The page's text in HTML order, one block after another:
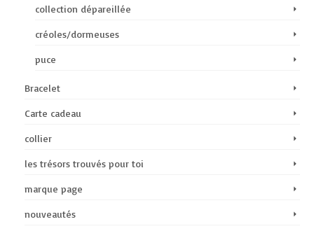
collection dépareillée
créoles/dormeuses
puce
Bracelet
Carte cadeau
collier
les trésors trouvés pour toi
marque page
nouveautés